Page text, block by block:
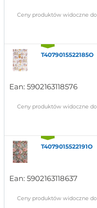
Ceny produktów widoczne
T4079015522185O
Ean: 5902163118576
Ceny produktów widoczne
T4079015522191O
Ean: 5902163118637
Ceny produktów widoczne